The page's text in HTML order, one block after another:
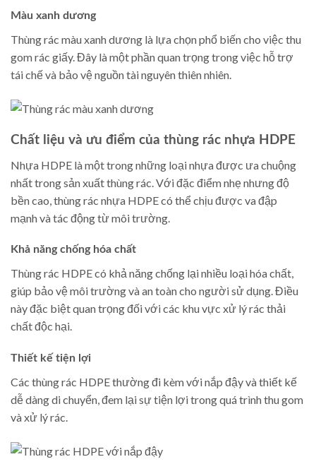
Màu xanh dương
Thùng rác màu xanh dương là lựa chọn phổ biến cho việc thu
gom rác giấy. Đây là một phần quan trọng trong việc hỗ trợ
tái chế và bảo vệ nguồn tài nguyên thiên nhiên.
Chất liệu và ưu điểm của thùng rác nhựa HDPE
Nhựa HDPE là một trong những loại nhựa được ưa chuộng
nhất trong sản xuất thùng rác. Với đặc điểm nhẹ nhưng độ
bền cao, thùng rác nhựa HDPE có thể chịu được va đập
mạnh và tác động từ môi trường.
Khả năng chống hóa chất
Thùng rác HDPE có khả năng chống lại nhiều loại hóa chất,
giúp bảo vệ môi trường và an toàn cho người sử dụng. Điều
này đặc biệt quan trọng đối với các khu vực xử lý rác thải
chất độc hại.
Thiết kế tiện lợi
Các thùng rác HDPE thường đi kèm với nắp đậy và thiết kế
dễ dàng di chuyển, đem lại sự tiện lợi trong quá trình thu gom
và xử lý rác.